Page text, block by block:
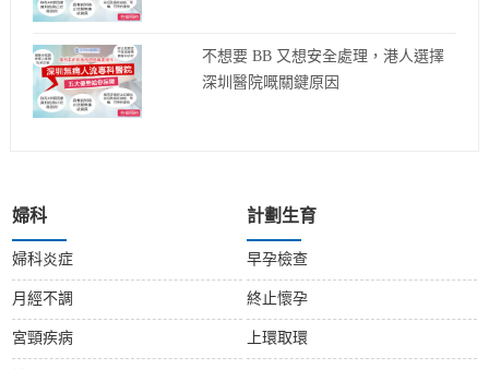
不想要 BB 又想安全處理，港人選擇
深圳醫院嘅關鍵原因
婦科
婦科炎症
月經不調
宮頸疾病
計劃生育
早孕檢查
終止懷孕
上環取環